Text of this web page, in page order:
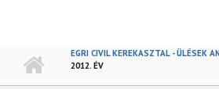
EGRI CIVIL KEREKASZTAL - ÜLÉSEK
2012. ÉV